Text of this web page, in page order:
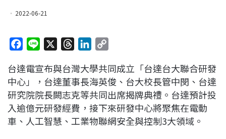
2022-06-21
c
e
b
o
o
n
e
r
e
a
d
s
n
k
e
d
I
p
y
L
i
n
台達電宣布與台灣大學共同成立「台達台大聯合研發
中心」，台達董事長海英俊、台大校長管中閔、台達
研究院院長闕志克等共同出席揭牌典禮。台達預計投
入逾億元研發經費，接下來研發中心將聚焦在電動
車、人工智慧、工業物聯網安全與控制3大領域。